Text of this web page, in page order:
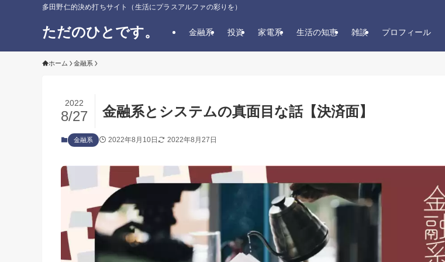
多田野仁的決め打ちサイト（生活にプラスアルファの彩りを）
ただのひとです。 金融系 投資 家電系 生活の知恵 雑談 プロフィール
ホーム 金融系
金融系とシステムの真面目な話【決済面】
2022
8/27
金融系 2022年8月10日 2022年8月27日